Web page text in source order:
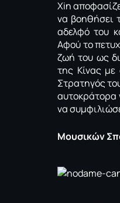
Xin
να βοηθήσει
αδελφό του
Αφού το
ζωή του ως
της Κίνας με
Στρατηγός
αυτοκράτορα
να
Μουσικών